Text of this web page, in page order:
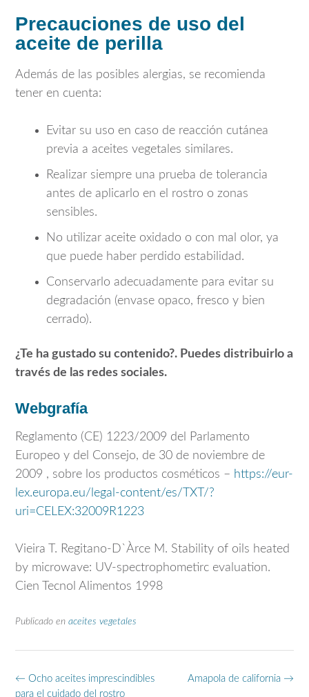
Precauciones de uso del
aceite de perilla
Además de las posibles alergias, se recomienda
tener en cuenta:
Evitar su uso en caso de reacción cutánea
previa a aceites vegetales similares.
Realizar siempre una prueba de tolerancia
antes de aplicarlo en el rostro o zonas
sensibles.
No utilizar aceite oxidado o con mal olor, ya
que puede haber perdido estabilidad.
Conservarlo adecuadamente para evitar su
degradación (envase opaco, fresco y bien
cerrado).
¿Te ha gustado su contenido?. Puedes distribuirlo a
través de las redes sociales.
Webgrafía
Reglamento (CE) 1223/2009 del Parlamento
Europeo y del Consejo, de 30 de noviembre de
2009 , sobre los productos cosméticos – https://eur-
lex.europa.eu/legal-content/es/TXT/?
uri=CELEX:32009R1223
Vieira T. Regitano-D`Àrce M. Stability of oils heated
by microwave: UV-spectrophometirc evaluation.
Cien Tecnol Alimentos 1998
Publicado en aceites vegetales
Navegación
de
Amapola de california →
← Ocho aceites imprescindibles
para el cuidado del rostro